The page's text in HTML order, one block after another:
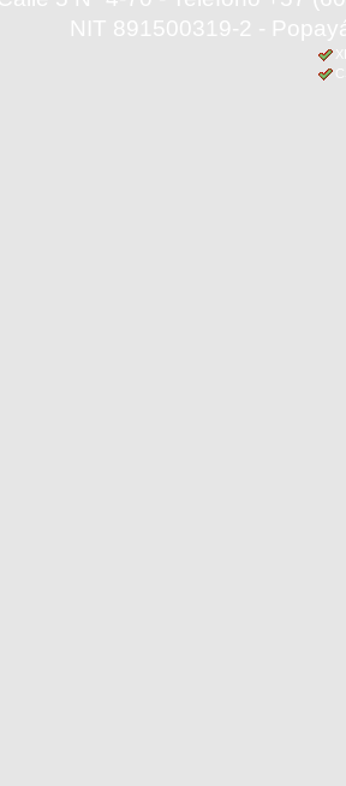
NIT 891500319-2 -